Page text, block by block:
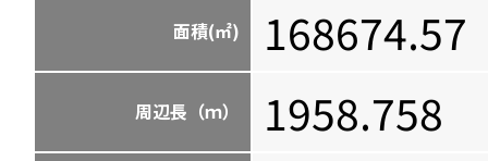
面積(㎡) 168674.57
周辺長（ｍ） 1958.758